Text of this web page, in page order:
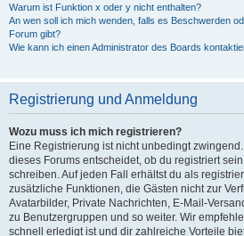
Warum ist Funktion x oder y nicht enthalten?
An wen soll ich mich wenden, falls es Beschwerden
Forum gibt?
Wie kann ich einen Administrator des Boards
Registrierung und Anmeldung
Wozu muss ich mich registrieren?
Eine Registrierung ist nicht unbedingt
dieses Forums entscheidet, ob du registriert
schreiben. Auf jeden Fall erhältst du als
zusätzliche Funktionen, die Gästen nicht zur
Avatarbilder, Private Nachrichten, E-Mail-
zu Benutzergruppen und so weiter. Wir
schnell erledigt ist und dir zahlreiche Vorteile